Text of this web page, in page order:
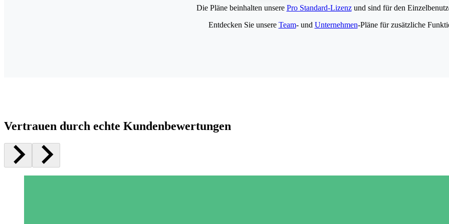
Die Pläne beinhalten unsere Pro Standard-Lizenzund sind für den
Entdecken Sie unsere Team- und Unternehmen-Pläne für zusätzliche
Vertrauen durch echte Kundenbewertungen